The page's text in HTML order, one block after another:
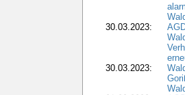
30.03.2023:
30.03.2023: